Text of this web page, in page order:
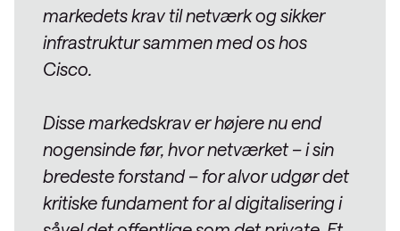
markedets krav til netværk og sikker
infrastruktur sammen med os hos
Cisco.
Disse markedskrav er højere nu end
nogensinde før, hvor netværket – i sin
bredeste forstand – for alvor udgør det
kritiske fundament for al digitalisering i